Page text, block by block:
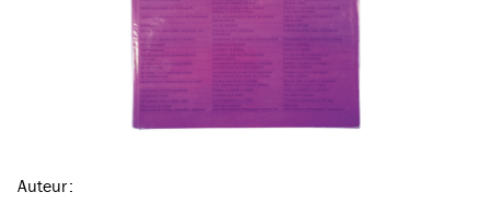
Auteur: